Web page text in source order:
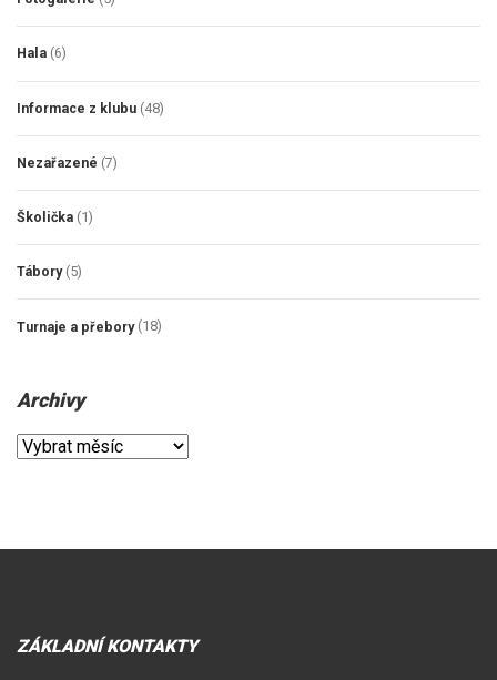
Hala (6)
Informace z klubu (48)
Nezařazené (7)
Školička (1)
Tábory(5)
Turnaje a přebory(18)
Archivy
Archivy
ZÁKLADNÍ KONTAKTY